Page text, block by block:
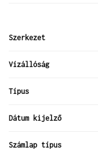
Szerkezet
Vízállóság
Típus
Dátum kijelző
Számlap típus